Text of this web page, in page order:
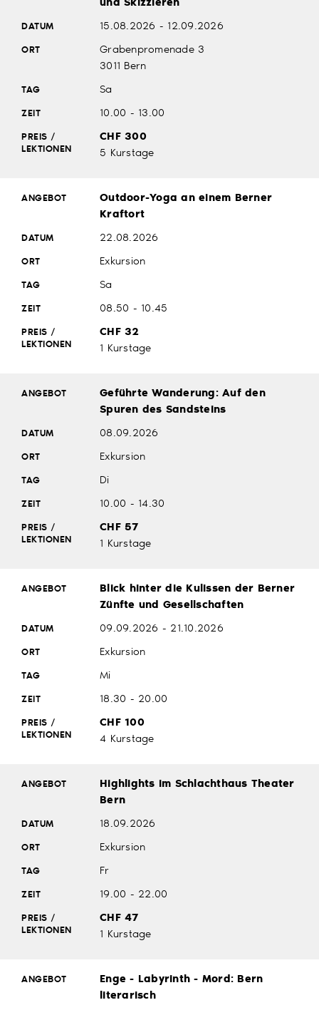
15.08.2026 - 12.09.2026
Grabenpromenade 3
3011 Bern
Sa
10.00 - 13.00
CHF 300
5 Kurstage
Outdoor-Yoga an einem Berner
Kraftort
22.08.2026
Exkursion
Sa
08.50 - 10.45
CHF 32
1 Kurstage
Geführte Wanderung: Auf den
Spuren des Sandsteins
08.09.2026
Exkursion
Di
10.00 - 14.30
CHF 57
1 Kurstage
Blick hinter die Kulissen der Berner
Zünfte und Gesellschaften
09.09.2026 - 21.10.2026
Exkursion
Mi
18.30 - 20.00
CHF 100
4 Kurstage
Highlights im Schlachthaus Theater
Bern
18.09.2026
Exkursion
Fr
19.00 - 22.00
CHF 47
1 Kurstage
Enge - Labyrinth - Mord: Bern
literarisch